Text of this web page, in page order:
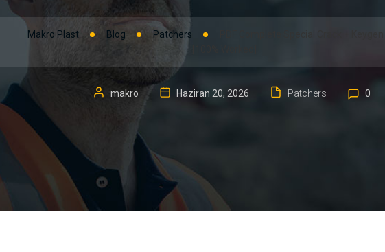
Makro Plast Blog Patchers
makro Haziran 20, 2026 Patchers 0